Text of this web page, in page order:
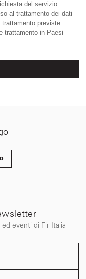
del servizio
al trattamento dei dati
trattamento previste
trattamento in Paesi
eventi di Fir Italia